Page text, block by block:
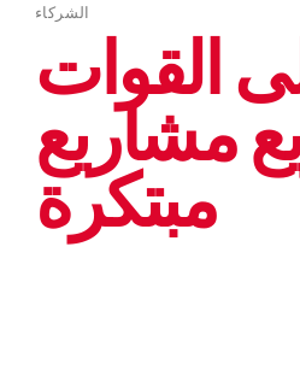
الشركاء
القوات
مشاريع
مبتكرة